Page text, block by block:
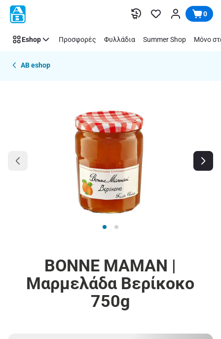
Παράλειψη 0
Eshop Προσφορές Φυλλάδια Summer Shop Μόνο
AB eshop
BONNE MAMAN |
Μαρμελάδα Βερίκοκο
750g